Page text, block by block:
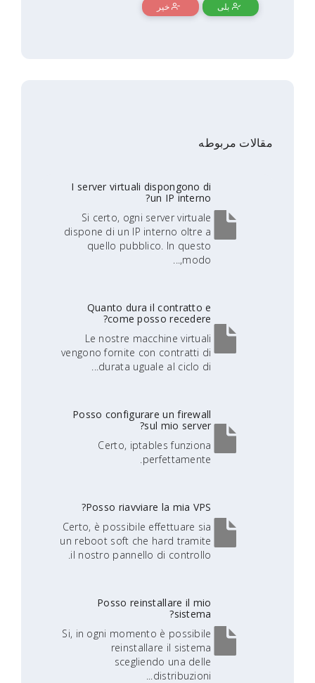
بلی خیر
مقالات مربوطه
I server virtuali dispongono di
un IP interno?
Si certo, ogni server virtuale
dispone di un IP interno oltre a
quello pubblico. In questo
modo,...
Quanto dura il contratto e
come posso recedere?
Le nostre macchine virtuali
vengono fornite con contratti di
durata uguale al ciclo di...
Posso configurare un firewall
sul mio server?
Certo, iptables funziona
perfettamente.
Posso riavviare la mia VPS?
Certo, è possibile effettuare sia
un reboot soft che hard tramite
il nostro pannello di controllo.
Posso reinstallare il mio
sistema?
Si, in ogni momento è possibile
reinstallare il sistema
scegliendo una delle
distribuzioni...